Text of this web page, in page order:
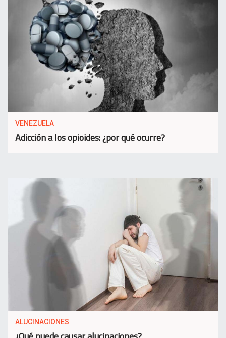
VENEZUELA
Adicción a los opioides: ¿por qué ocurre?
ALUCINACIONES